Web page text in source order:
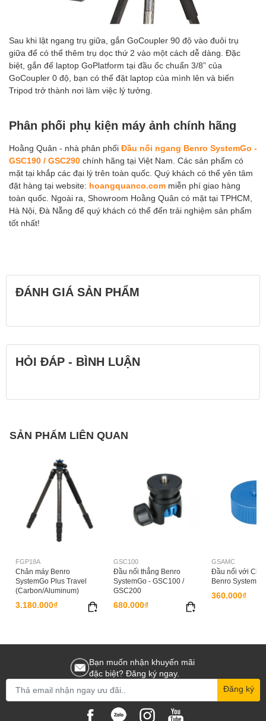
Sau khi lật ngang trụ giữa, gắn GoCoupler 90 độ vào đuôi trụ
giữa để có thể thêm trụ dọc thứ 2 vào một cách dễ dàng. Đặc
biệt, gắn đế laptop GoPlatform tại đầu ốc chuẩn 3/8” của
GoCoupler 0 độ, bạn có thể đặt laptop của mình lên và biến
Tripod trở thành nơi làm việc lý tưởng.
Phân phối phụ kiện máy ảnh chính hãng
Hoằng Quân - nhà phân phối Đầu nối ngang Benro SystemGo -
GSC190 / GSC290 chính hãng tại Việt Nam. Các sản phẩm có
mặt tại khắp các đại lý trên toàn quốc. Quý khách có thể yên tâm
đặt hàng tại website: hoangquanco.com miễn phí giao hàng
toàn quốc. Ngoài ra, Showroom Hoằng Quân có mặt tại TPHCM,
Hà Nội, Đà Nẵng để quý khách có thể đến trải nghiệm sản phẩm
tốt nhất!
ĐÁNH GIÁ SẢN PHẨM
HỎI ĐÁP - BÌNH LUẬN
SẢN PHẨM LIÊN QUAN
FGP18A
Chân máy Benro
SystemGo Plus Travel
(Carbon/Aluminum)
3.180.000₫
GSC100
Đầu nối thẳng Benro
SystemGo - GSC100 /
GSC200
680.000₫
GSAMC
Đầu nối với
Benro
360.000₫
Bạn muốn nhận khuyến mãi
đặc biệt? Đăng ký ngay.
Đăng ký